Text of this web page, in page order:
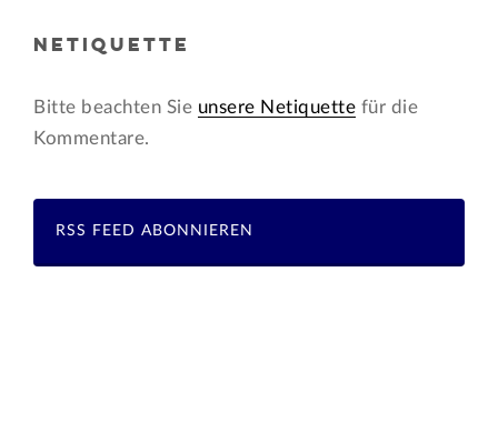
NETIQUETTE
Bitte beachten Sie unsere Netiquette für die
Kommentare.
RSS FEED ABONNIEREN